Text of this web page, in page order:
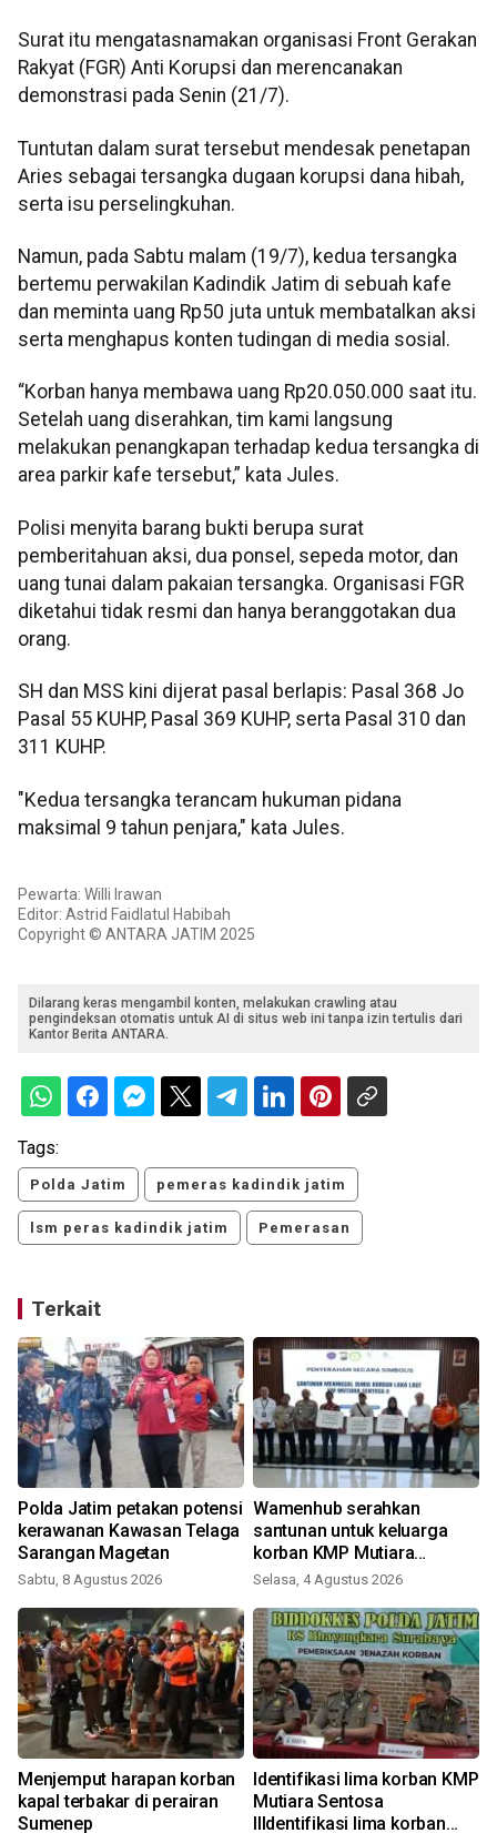
Surat itu mengatasnamakan organisasi Front Gerakan
Rakyat (FGR) Anti Korupsi dan merencanakan
demonstrasi pada Senin (21/7).
Tuntutan dalam surat tersebut mendesak penetapan
Aries sebagai tersangka dugaan korupsi dana hibah,
serta isu perselingkuhan.
Namun, pada Sabtu malam (19/7), kedua tersangka
bertemu perwakilan Kadindik Jatim di sebuah kafe
dan meminta uang Rp50 juta untuk membatalkan aksi
serta menghapus konten tudingan di media sosial.
“Korban hanya membawa uang Rp20.050.000 saat itu.
Setelah uang diserahkan, tim kami langsung
melakukan penangkapan terhadap kedua tersangka di
area parkir kafe tersebut,” kata Jules.
Polisi menyita barang bukti berupa surat
pemberitahuan aksi, dua ponsel, sepeda motor, dan
uang tunai dalam pakaian tersangka. Organisasi FGR
diketahui tidak resmi dan hanya beranggotakan dua
orang.
SH dan MSS kini dijerat pasal berlapis: Pasal 368 Jo
Pasal 55 KUHP, Pasal 369 KUHP, serta Pasal 310 dan
311 KUHP.
"Kedua tersangka terancam hukuman pidana
maksimal 9 tahun penjara," kata Jules.
Pewarta: Willi Irawan
Editor: Astrid Faidlatul Habibah
Copyright © ANTARA JATIM 2025
Dilarang keras mengambil konten, melakukan crawling atau
pengindeksan otomatis untuk AI di situs web ini tanpa izin tertulis dari
Kantor Berita ANTARA.
Tags:
Polda Jatim pemeras kadindik jatim
lsm peras kadindik jatim Pemerasan
Terkait
Polda Jatim petakan potensi
kerawanan Kawasan Telaga
Sarangan Magetan
Sabtu, 8 Agustus 2026
Wamenhub serahkan
santunan untuk keluarga
korban KMP Mutiara
Sentosa II
Selasa, 4 Agustus 2026
Menjemput harapan korban
kapal terbakar di perairan
Sumenep
Identifikasi lima korban KMP
Mutiara Sentosa
IIIdentifikasi lima korban